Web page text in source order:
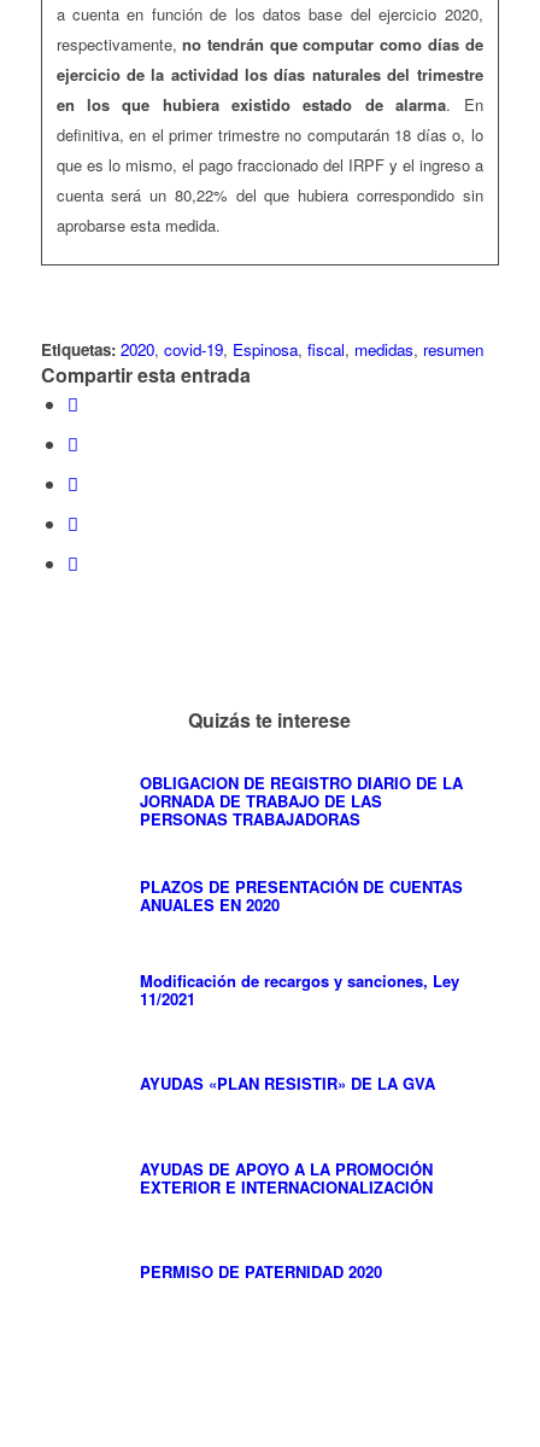
a cuenta en función de los datos base del ejercicio 2020,
respectivamente,no tendrán que computar como días de
ejercicio de la actividad los días naturales del trimestre
en los que hubiera existido estado de alarma. En
definitiva, en el primer trimestre no computarán 18 días o, lo
que es lo mismo, el pago fraccionado del IRPF y el ingreso a
cuenta será un 80,22% del que hubiera correspondido sin
aprobarse esta medida.
Etiquetas: 2020, covid-19, Espinosa, fiscal, medidas, resumen
Compartir esta entrada
Quizás te interese
OBLIGACION DE REGISTRO DIARIO DE LA
JORNADA DE TRABAJO DE LAS
PERSONAS TRABAJADORAS
PLAZOS DE PRESENTACIÓN DE CUENTAS
ANUALES EN 2020
Modificación de recargos y sanciones, Ley
11/2021
AYUDAS «PLAN RESISTIR» DE LA GVA
AYUDAS DE APOYO A LA PROMOCIÓN
EXTERIOR E INTERNACIONALIZACIÓN
PERMISO DE PATERNIDAD 2020